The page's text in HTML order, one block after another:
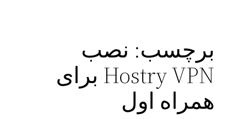
برچسب: نصب
Hostry VPN برای
همراه اول